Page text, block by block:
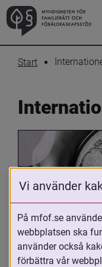
Start
Oavsett om du
Vi använder
På mfof.se
webbplatsen ska
använder också
förbättra vår